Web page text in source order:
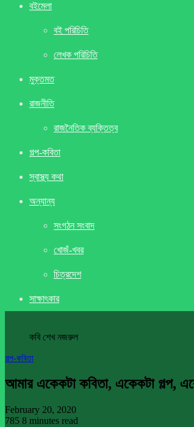
বইমেলা
বই পরিচিতি
লেখক পরিচিতি
মুক্তমত
রাজনীতি
রাজনৈতিক ব্যক্তিত্ব
গল্প-কবিতা
স্বাস্থ্য কথা
অন্যান্য
সংগঠন সংবাদ
খােজঁ-খবর
চিত্রদেশ
সাক্ষাৎকার
কবি শেখ নজরুল
গল্প-কবিতা
আমার একেকটা কবিতা, একেকটা গল্প,
February 20, 2020
785 8 minutes read